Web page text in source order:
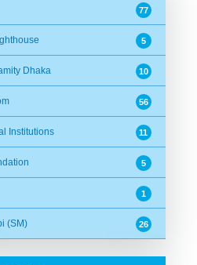
77
5
Dhaka 10
56
Institutions 11
5
1
(SM) 26